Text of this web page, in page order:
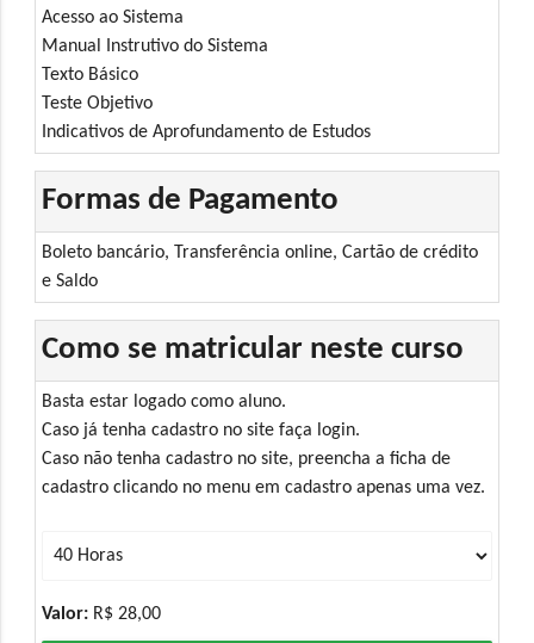
Acesso ao Sistema
Manual Instrutivo do Sistema
Texto Básico
Teste Objetivo
Indicativos de Aprofundamento de Estudos
Formas de Pagamento
Boleto bancário, Transferência online, Cartão de crédito
e Saldo
Como se matricular neste curso
Basta estar logado como aluno.
Caso já tenha cadastro no site faça login.
Caso não tenha cadastro no site, preencha a ficha de
cadastro clicando no menu em cadastro apenas uma vez.
Valor: R$ 28,00